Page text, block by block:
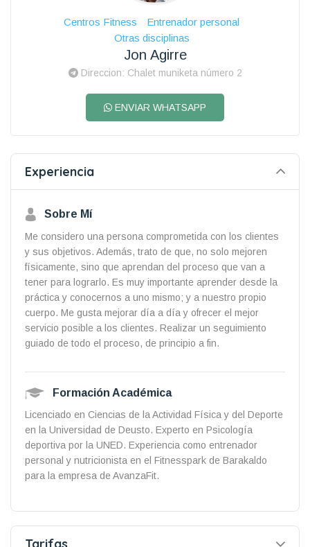
Centros Fitness
Entrenador personal
Otras disciplinas
Jon Agirre
Direccion: Chalet muniketa número 2
ENVIAR WHATSAPP
Experiencia
Sobre Mí
Me considero una persona comprometida con los clientes
y sus objetivos. Además, trato de que, no solo mejoren
físicamente, sino que aprendan del proceso que van a
tener para lograrlo. Es muy importante aprender desde la
práctica y conocernos a uno mismo; y a nuestro propio
cuerpo. Me gusta mejorar día a día y ofrecer el mejor
servicio posible a los clientes. Realizar un seguimiento
guiado de todo el proceso, de principio a fin.
Formación Académica
Licenciado en Ciencias de la Actividad Física y del Deporte
en la Universidad de Deusto. Experto en Psicología
deportiva por la UNED. Experiencia como entrenador
personal y nutricionista en el Fitnesspark de Barakaldo
para la empresa de AvanzaFit.